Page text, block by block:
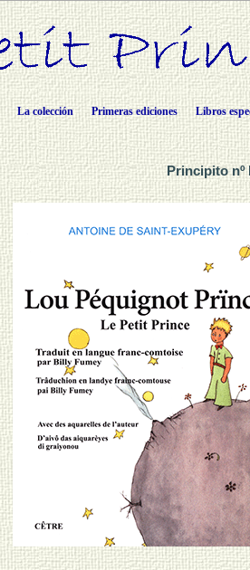
La colección Primeras ediciones Libros
Principito nº